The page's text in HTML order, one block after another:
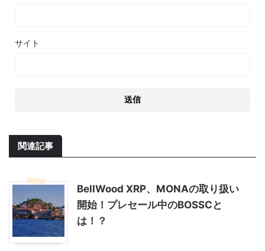
サイト
関連記事
BellWood XRP、MONAの取り扱い
開始！プレセール中のBOSSCと
は！？